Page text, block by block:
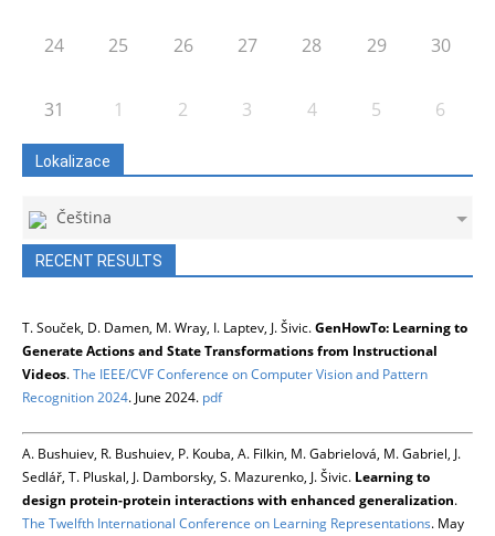
24 25 26 27 28 29 30
31 1 2 3 4 5 6
Lokalizace
Čeština
RECENT RESULTS
T. Souček, D. Damen, M. Wray, I. Laptev, J. Šivic.GenHowTo: Learning to
Generate Actions and State Transformations from Instructional
Videos.The IEEE/CVF Conference on Computer Vision and Pattern
Recognition 2024. June 2024. pdf
A. Bushuiev, R. Bushuiev, P. Kouba, A. Filkin, M. Gabrielová, M. Gabriel, J.
Sedlář, T. Pluskal, J. Damborsky, S. Mazurenko, J. Šivic. Learning to
design protein-protein interactions with enhanced generalization.
The Twelfth International Conference on Learning Representations. May